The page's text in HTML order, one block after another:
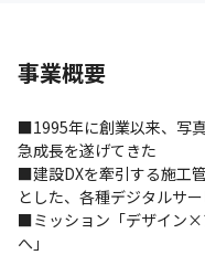
事業概要
■1995年に創業以来、写
急成長を遂げてきた
■建設DXを牽引する施工
とした、各種デジタルサ
■ミッション「デザイン
へ」